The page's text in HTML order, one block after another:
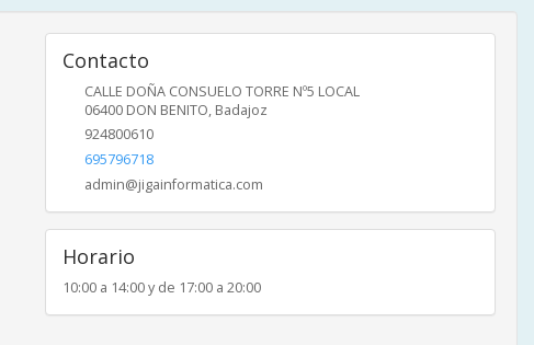
Contacto
CALLE DOÑA CONSUELO TORRE Nº5 LOCAL
06400 DON BENITO, Badajoz
924800610
695796718
admin@jigainformatica.com
Horario
10:00 a 14:00 y de 17:00 a 20:00